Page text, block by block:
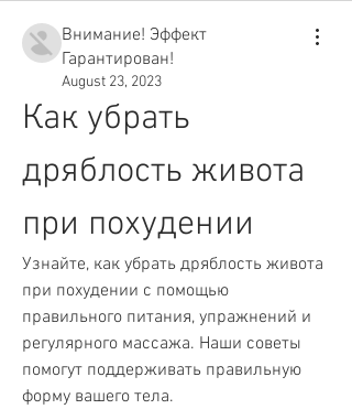
Внимание! Эффект
Гарантирован!
August 23, 2023
Как убрать
дряблость живота
при похудении
Узнайте, как убрать дряблость живота
при похудении с помощью
правильного питания, упражнений и
регулярного массажа. Наши советы
помогут поддерживать правильную
форму вашего тела.